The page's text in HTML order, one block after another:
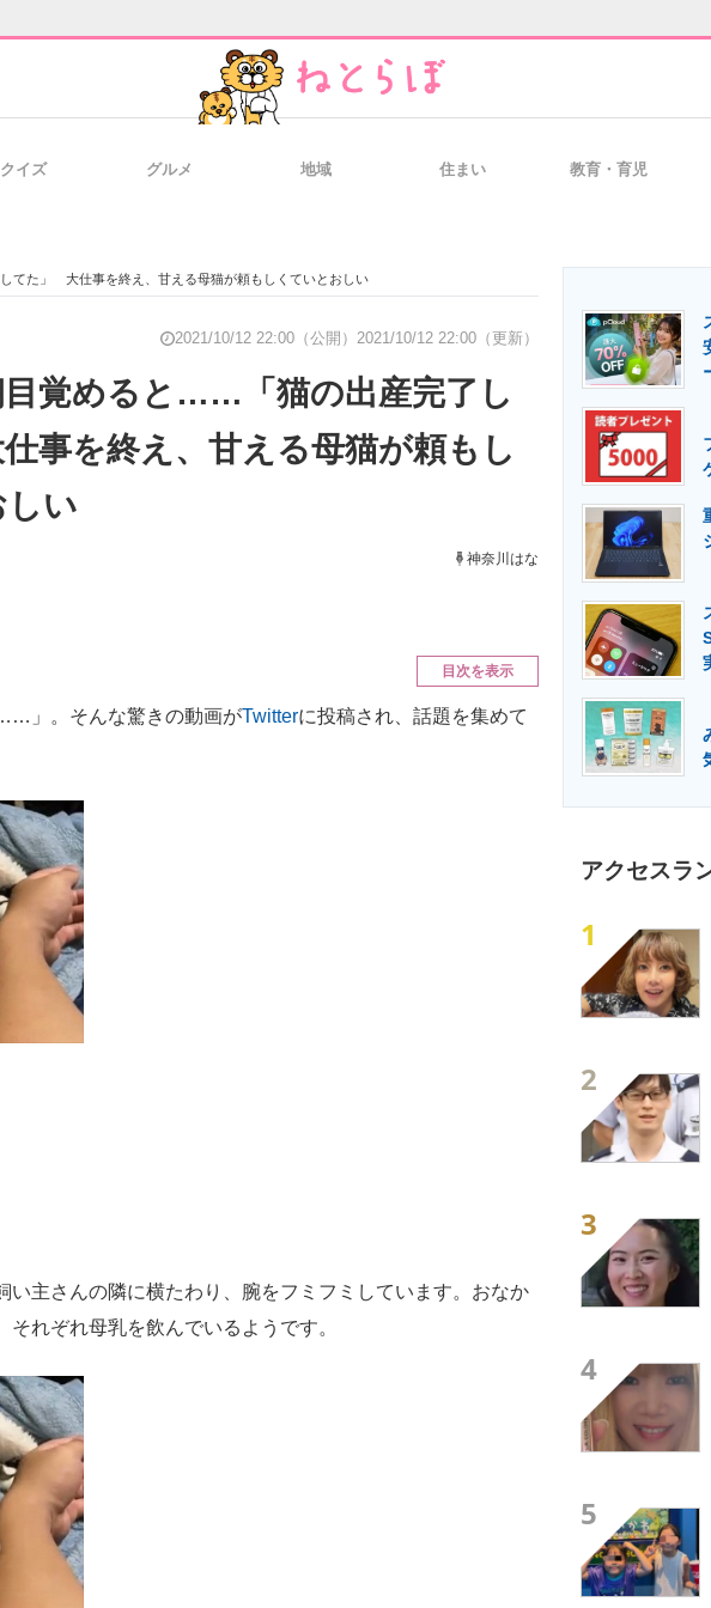
経営リーダーのコミュニティ
けIT製品の総合サイト IT製品の技術・比較・事例 製造業のIT導入・活用を支援
エネルギーの専門メディア
クイズ グルメ 地域 住まい 教育・育児
てた」 大仕事を終え、甘える母猫が頼もしくていとおしい
2021/10/12 22:00（公開） 2021/10/12 22:00（更新）
目覚めると……「猫の出産完了し
事を終え、甘える母猫が頼もし
しい
神奈川はな
目次を表示
」。そんな驚きの動画がTwitterに投稿され、話題を集めて
主さんの隣に横たわり、腕をフミフミしています。おなか
れぞれ母乳を飲んでいるようです。
アクセスラ
1
2
3
4
5